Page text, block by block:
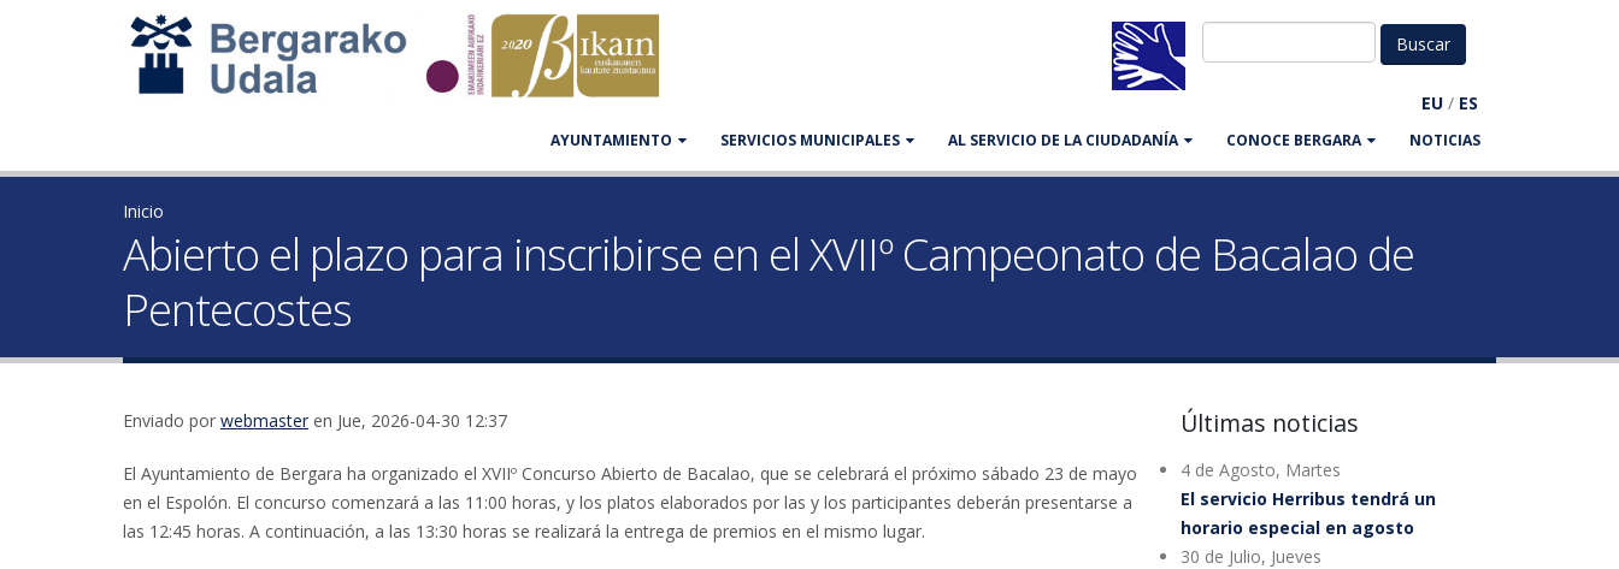
EU / ES
AYUNTAMIENTO SERVICIOS MUNICIPALES AL SERVICIO DE LA CIUDADANÍA CONOCE BERGARA NOTICIAS
Inicio
Abierto el plazo para inscribirse en el XVIIº Campeonato de Bacalao de
Pentecostes
Enviado por webmaster en Jue, 2026-04-30 12:37
El Ayuntamiento de Bergara ha organizado el XVIIº Concurso Abierto de Bacalao, que se celebrará el próximo sábado 23 de mayo
en el Espolón. El concurso comenzará a las 11:00 horas, y los platos elaborados por las y los participantes deberán presentarse a
las 12:45 horas. A continuación, a las 13:30 horas se realizará la entrega de premios en el mismo lugar.
Últimas noticias
4 de Agosto, Martes
El servicio Herribus tendrá un
horario especial en agosto
30 de Julio, Jueves